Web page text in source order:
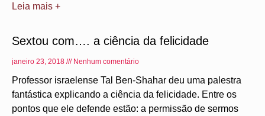
Leia mais +
Sextou com…. a ciência da felicidade
janeiro 23, 2018 Nenhum comentário
Professor israelense Tal Ben-Shahar deu uma palestra
fantástica explicando a ciência da felicidade. Entre os
pontos que ele defende estão: a permissão de sermos